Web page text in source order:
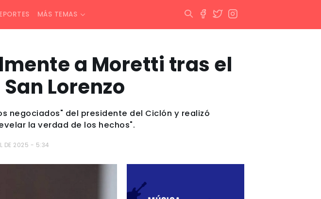
MÁS TEMAS
a Moretti tras el
Lorenzo
negociados" del presidente del Ciclón y realizó
la verdad de los hechos".
DE 2025 - 5:34